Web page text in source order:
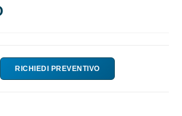
RICHIEDI PREVENTIVO